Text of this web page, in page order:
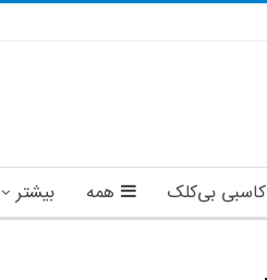
کاسبی بی‌کلک همه بیشتر